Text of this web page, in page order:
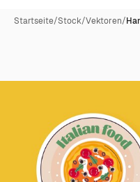
Startseite/Stock/Vektoren/